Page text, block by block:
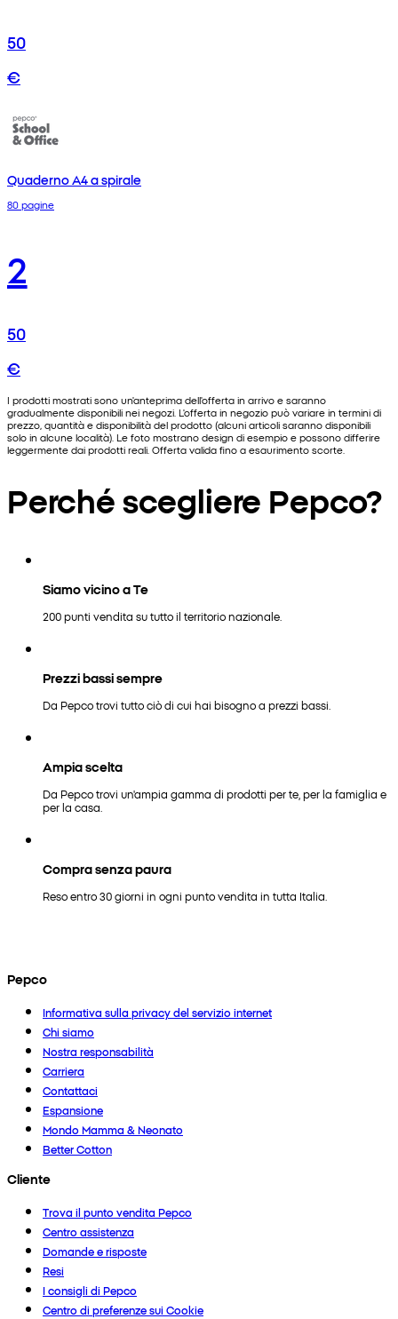
50
€
Quaderno A4 a spirale
80 pagine
2
50
€
I prodotti mostrati sono un'anteprima dell'offerta in arrivo e saranno
gradualmente disponibili nei negozi. L'offerta in negozio può variare in termini di
prezzo, quantità e disponibilità del prodotto (alcuni articoli saranno disponibili
solo in alcune località). Le foto mostrano design di esempio e possono differire
leggermente dai prodotti reali. Offerta valida fino a esaurimento scorte.
Perché scegliere Pepco?
Siamo vicino a Te
200 punti vendita su tutto il territorio nazionale.
Prezzi bassi sempre
Da Pepco trovi tutto ciò di cui hai bisogno a prezzi bassi.
Ampia scelta
Da Pepco trovi un'ampia gamma di prodotti per te, per la famiglia e
per la casa.
Compra senza paura
Reso entro 30 giorni in ogni punto vendita in tutta Italia.
Pepco
Informativa sulla privacy del servizio internet
Chi siamo
Nostra responsabilità
Carriera
Contattaci
Espansione
Mondo Mamma & Neonato
Better Cotton
Cliente
Trova il punto vendita Pepco
Centro assistenza
Domande e risposte
Resi
I consigli di Pepco
Centro di preferenze sui Cookie